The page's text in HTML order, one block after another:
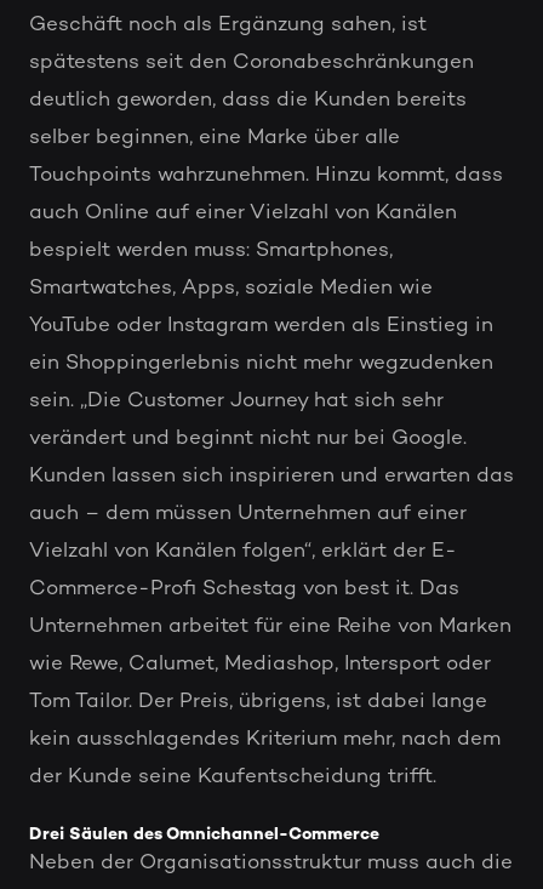
Geschäft noch als Ergänzung sahen, ist
spätestens seit den Coronabeschränkungen
deutlich geworden, dass die Kunden bereits
selber beginnen, eine Marke über alle
Touchpoints wahrzunehmen. Hinzu kommt, dass
auch Online auf einer Vielzahl von Kanälen
bespielt werden muss: Smartphones,
Smartwatches, Apps, soziale Medien wie
YouTube oder Instagram werden als Einstieg in
ein Shoppingerlebnis nicht mehr wegzudenken
sein. „Die Customer Journey hat sich sehr
verändert und beginnt nicht nur bei Google.
Kunden lassen sich inspirieren und erwarten das
auch – dem müssen Unternehmen auf einer
Vielzahl von Kanälen folgen“, erklärt der E-
Commerce-Profi Schestag von best it. Das
Unternehmen arbeitet für eine Reihe von Marken
wie Rewe, Calumet, Mediashop, Intersport oder
Tom Tailor. Der Preis, übrigens, ist dabei lange
kein ausschlagendes Kriterium mehr, nach dem
der Kunde seine Kaufentscheidung trifft.
Drei Säulen des Omnichannel-Commerce
Neben der Organisationsstruktur muss auch die